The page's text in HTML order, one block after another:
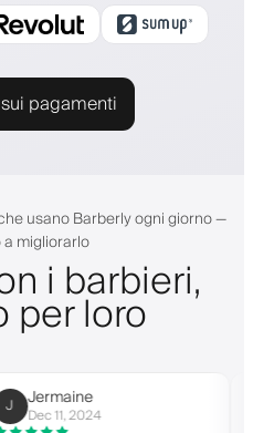
pagamenti
usano Barberly ogni giorno —
migliorarlo
i barbieri,
per loro
11, 2024